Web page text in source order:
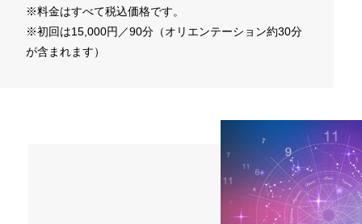
※料金はすべて税込価格です。
※初回は15,000円／90分（オリエンテーション約30分
が含まれます）